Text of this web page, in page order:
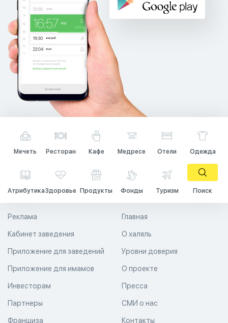
Мечеть Ресторан Кафе Медресе Отели Одежда
АтрибутикаЗдоровье Продукты Фонды Туризм Поиск
Главная
О халяль
Уровни доверия
Реклама
Кабинет заведения
Приложение для заведений
Приложение для имамов О проекте
Пресса
СМИ о нас
Контакты
Инвесторам
Партнеры
Франшиза